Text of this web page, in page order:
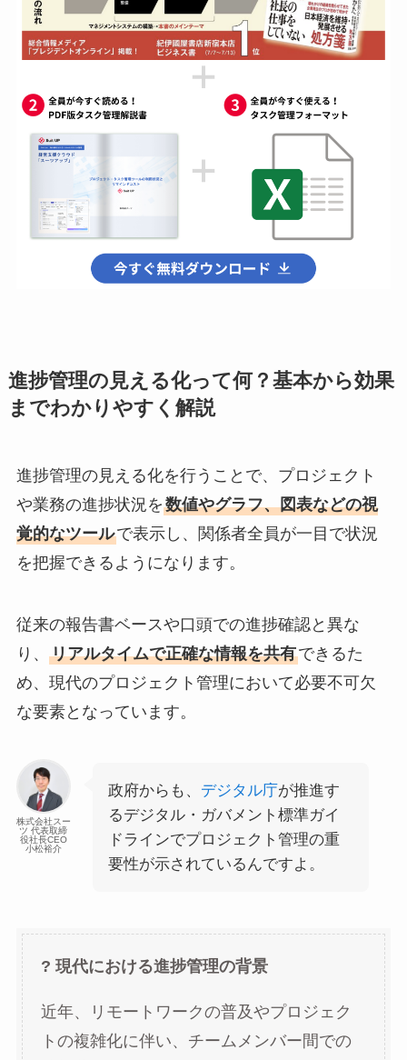
進捗管理の見える化って何？基本から効果
までわかりやすく解説
進捗管理の見える化を行うことで、プロジェクト
や業務の進捗状況を数値やグラフ、図表などの視
覚的なツールで表示し、関係者全員が一目で状況
を把握できるようになります。
従来の報告書ベースや口頭での進捗確認と異な
り、 リアルタイムで正確な情報を共有できるた
め、現代のプロジェクト管理において必要不可欠
な要素となっています。
株式会社スー
ツ 代表取締
役社長CEO
小松裕介
政府からも、 デジタル庁が推進す
るデジタル・ガバメント標準ガイ
ドラインでプロジェクト管理の重
要性が示されているんですよ。
? 現代における進捗管理の背景
近年、リモートワークの普及やプロジェク
トの複雑化に伴い、チームメンバー間での